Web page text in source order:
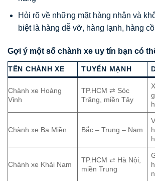
Hỏi rõ về những mặt hàng nhận và
biệt là hàng dễ vỡ, hàng lạnh, hàng
Gợi ý một số chành xe uy tín bạn có
TÊN CHÀNH XE TUYẾN MẠNH
Chành xe Hoàng
Vinh
TP.HCM ⇄ Sóc
Trăng, miền Tây
Chành xe Ba Miền Bắc – Trung – Nam
Chành xe Khải Nam
TP.HCM ⇄ Hà Nội,
miền Trung